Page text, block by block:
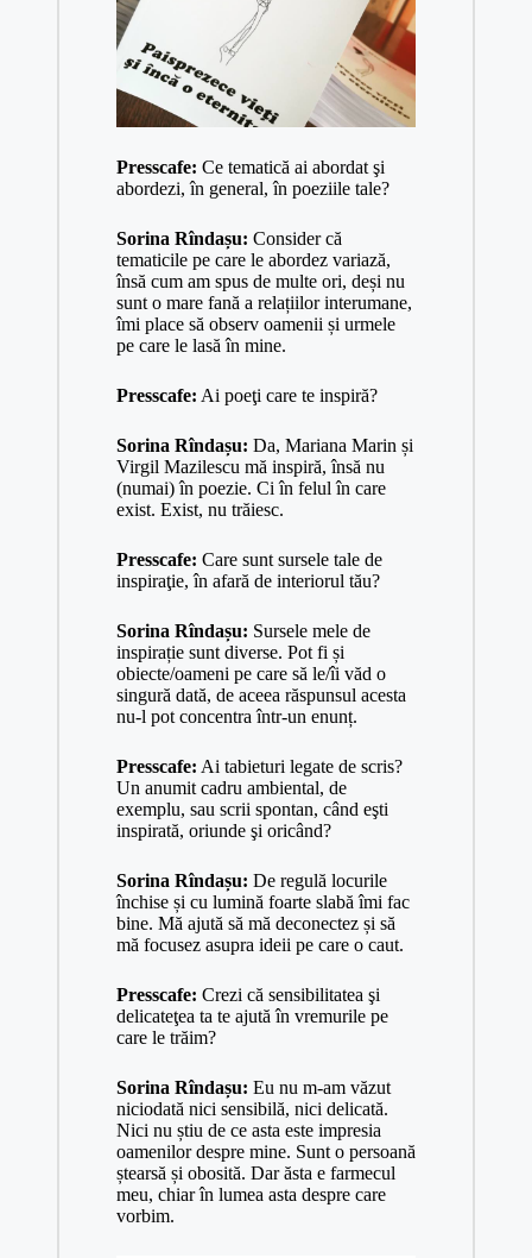
Presscafe: Ce tematică ai abordat şi
abordezi, în general, în poeziile tale?
Sorina Rîndașu: Consider că
tematicile pe care le abordez variază,
însă cum am spus de multe ori, deși nu
sunt o mare fană a relațiilor interumane,
îmi place să observ oamenii și urmele
pe care le lasă în mine.
Presscafe: Ai poeţi care te inspiră?
Sorina Rîndașu: Da, Mariana Marin și
Virgil Mazilescu mă inspiră, însă nu
(numai) în poezie. Ci în felul în care
exist. Exist, nu trăiesc.
Presscafe: Care sunt sursele tale de
inspiraţie, în afară de interiorul tău?
Sorina Rîndașu: Sursele mele de
inspirație sunt diverse. Pot fi și
obiecte/oameni pe care să le/îi văd o
singură dată, de aceea răspunsul acesta
nu-l pot concentra într-un enunț.
Presscafe: Ai tabieturi legate de scris?
Un anumit cadru ambiental, de
exemplu, sau scrii spontan, când eşti
inspirată, oriunde şi oricând?
Sorina Rîndașu: De regulă locurile
închise și cu lumină foarte slabă îmi fac
bine. Mă ajută să mă deconectez și să
mă focusez asupra ideii pe care o caut.
Presscafe: Crezi că sensibilitatea şi
delicateţea ta te ajută în vremurile pe
care le trăim?
Sorina Rîndașu: Eu nu m-am văzut
niciodată nici sensibilă, nici delicată.
Nici nu știu de ce asta este impresia
oamenilor despre mine. Sunt o persoană
ștearsă și obosită. Dar ăsta e farmecul
meu, chiar în lumea asta despre care
vorbim.